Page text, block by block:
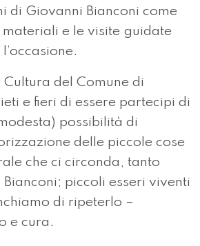
di Giovanni Bianconi come
e le visite guidate
del Comune di
e fieri di essere partecipi di
possibilità di
delle piccole cose
che ci circonda, tanto
piccoli esseri viventi
di ripeterlo –
e cura.